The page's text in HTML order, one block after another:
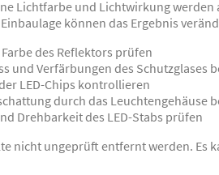
Lichtfarbe und Lichtwirkung
können das Ergebnis
des Reflektors prüfen
und Verfärbungen des Schutzglases
LED-Chips kontrollieren
durch das Leuchtengehäuse
Drehbarkeit des LED-Stabs prüfen
nicht ungeprüft entfernt werden. Es